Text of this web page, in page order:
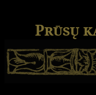
Prūsų